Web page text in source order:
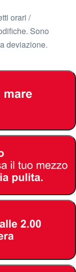
orari /
Sono
deviazione.